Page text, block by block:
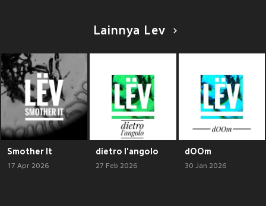
Lainnya Lev
Smother It
17 Apr 2026
dietro l'angolo
27 Feb 2026
dOOm
30 Jan 2026